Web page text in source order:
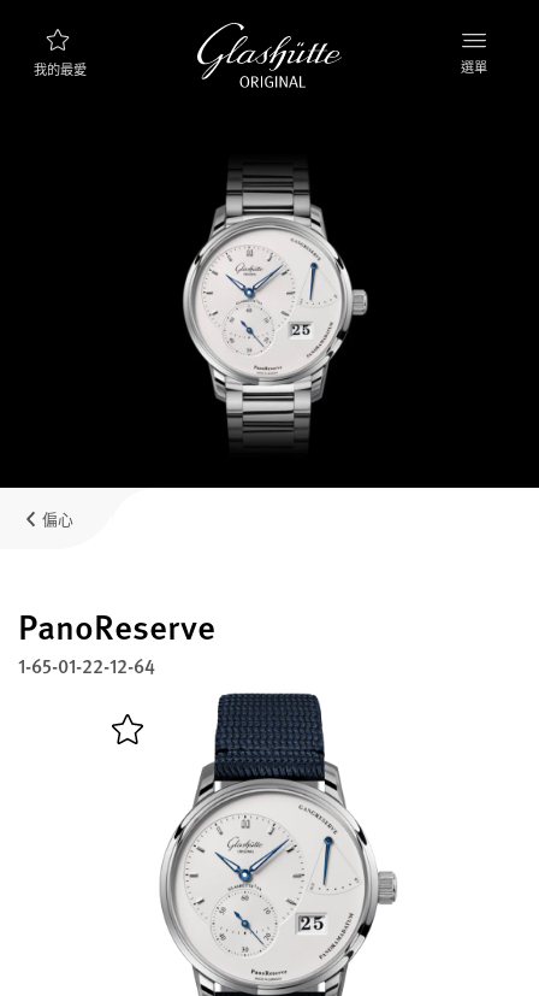
我的最愛 選單
新品資訊
格拉蘇蒂原創品牌
製錶廠，歷史與合作夥伴
MyAccount
服務
保固、維修以及修復工作室
聯絡方式
與我們取得聯繫
English Deutsch
關閉選單
偏心
PanoReserve
1-65-01-22-12-64